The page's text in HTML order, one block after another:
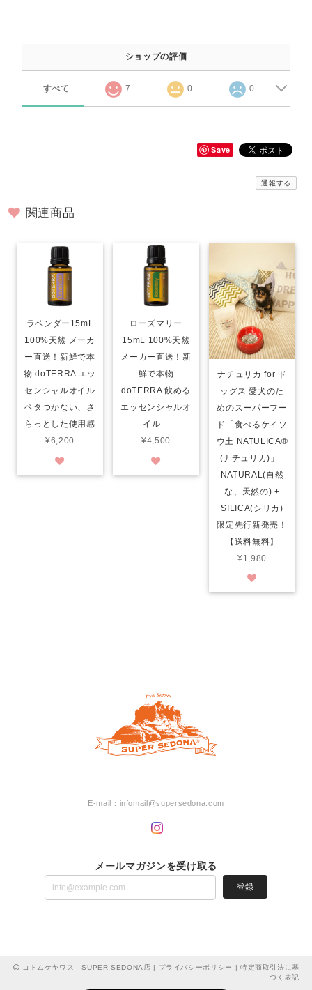
ショップの評価
すべて 7 0 0
Save
通報する
関連商品
ラベンダー15mL
100%天然 メーカ
ー直送！新鮮で本
物 doTERRA エッ
センシャルオイル
ベタつかない、さ
らっとした使用感
¥6,200
ローズマリー
15mL 100%天然
メーカー直送！新
鮮で本物
doTERRA 飲める
エッセンシャルオ
イル
¥4,500
ナチュリカ for ド
ッグス 愛犬のた
めのスーパーフー
ド「食べるケイソ
ウ土 NATULICA®️
(ナチュリカ)」=
NATURAL(自然
な、天然の) +
SILICA(シリカ)
限定先行新発売！
【送料無料】
¥1,980
E-mail： infomail@supersedona.com
メールマガジンを受け取る
登録
コトムケヤワス SUPER SEDONA店 | プライバシーポリシー | 特定商取引法に基
づく表記